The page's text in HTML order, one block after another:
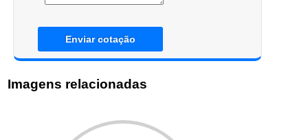
Enviar cotação
Imagens relacionadas